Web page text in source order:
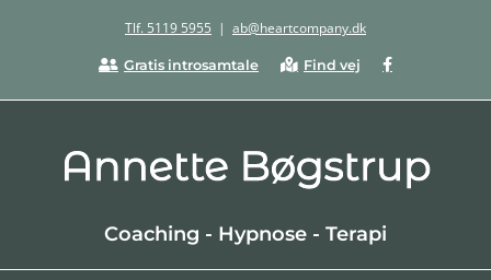
Tlf. 5119 5955 | ab@heartcompany.dk
Gratis introsamtale Find vej Facebook
Coaching - Hypnose - Terapi